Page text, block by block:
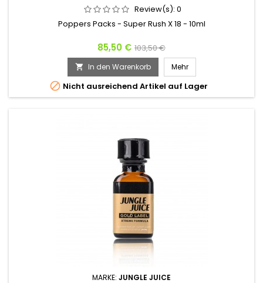
Review(s): 0
Poppers Packs - Super Rush X 18 - 10ml
Preis
85,50 € Verkaufspreis
103,50 €
 In den Warenkorb Mehr
 Nicht ausreichend Artikel auf Lager
MARKE: JUNGLE JUICE